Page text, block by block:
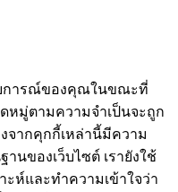
บการณ์ของคุณในขณะที่
หมู่ตามความจำเป็นจะถูก
จากคุกกี้เหล่านี้มีความ
นของเว็บไซต์ เรายังใช้
ห์และทำความเข้าใจว่า